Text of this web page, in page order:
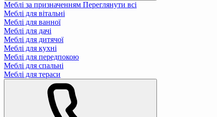
Меблі за призначенням Переглянути всі
Меблі для вітальні
Меблі для ванної
Меблі для дачі
Меблі для дитячої
Меблі для кухні
Меблі для передпокою
Меблі для спальні
Меблі для тераси